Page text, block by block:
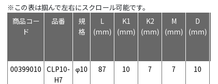
※この表は掴んで左右にスクロール可能です。
商品コー
ド
品番
規
格
L
(mm)
K1
(mm)
K2
(mm)
M
(mm)
D
(mm)
00399010 CLP10-
H7
φ10 87 10 7 7 10